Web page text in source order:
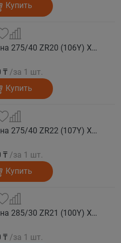
Купить
CONTINENTAL Автошина 275/40 ZR20 (106Y) XL FR SportContact 7 лето
₸ /за 1 шт.
Купить
CONTINENTAL Автошина 275/40 ZR22 (107Y) XL FR SportContact 7 лето
₸ /за 1 шт.
Купить
CONTINENTAL Автошина 285/30 ZR21 (100Y) XL FR SportContact 7 MGT лето
₸ /за 1 шт.